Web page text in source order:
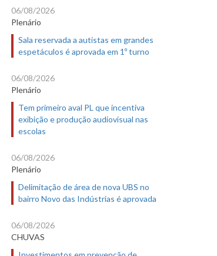
06/08/2026
Plenário
Sala reservada a autistas em grandes
espetáculos é aprovada em 1º turno
06/08/2026
Plenário
Tem primeiro aval PL que incentiva
exibição e produção audiovisual nas
escolas
06/08/2026
Plenário
Delimitação de área de nova UBS no
bairro Novo das Indústrias é aprovada
06/08/2026
CHUVAS